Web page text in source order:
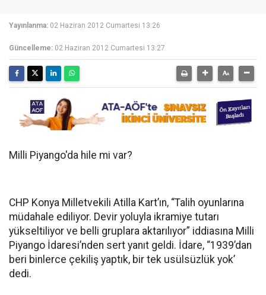
Yayınlanma: 02 Haziran 2012 Cumartesi 13:26
Güncelleme: 02 Haziran 2012 Cumartesi 13:27
Milli Piyango'da hile mi var?
CHP Konya Milletvekili Atilla Kart’ın, “Talih oyunlarına
müdahale ediliyor. Devir yoluyla ikramiye tutarı
yükseltiliyor ve belli gruplara aktarılıyor” iddiasına Milli
Piyango İdaresi’nden sert yanıt geldi. İdare, “1939’dan
beri binlerce çekiliş yaptık, bir tek usülsüzlük yok’
dedi.